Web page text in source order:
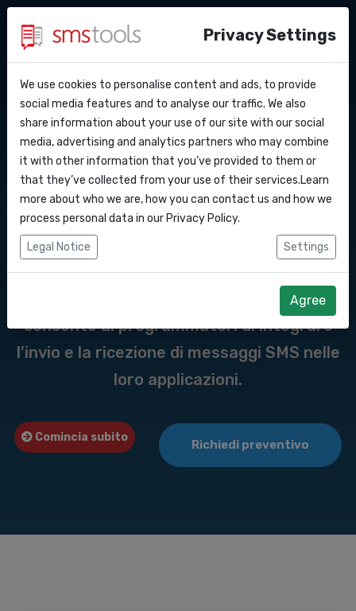
API Docs
Webhooks
Integrazioni
Zapier
Perche’ smstools?
Blog
Accordo del livello di servizio
Contatti
Richiedi un preventivo
Messaggi API del
gateway SMS verso il
Ungheria
Un'API SMS è un'interfaccia di
programmazione delle applicazioni
(Application Programming Interface) che
consente ai programmatori di integrare
l'invio e la ricezione di messaggi SMS nelle
loro applicazioni.
Comincia subito
Richiedi preventivo
Privacy Settings
We use cookies to personalise content and ads, to provide
social media features and to analyse our traffic. We also
share information about your use of our site with our social
media, advertising and analytics partners who may combine
it with other information that you’ve provided to them or
that they’ve collected from your use of their services.Learn
more about who we are, how you can contact us and how we
process personal data in our Privacy Policy.
Legal Notice Settings
Agree